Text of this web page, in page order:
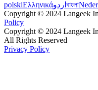
polskiΕλληνικάاردو বাংলা
Copyright © 2024 Langeek
Policy
Copyright © 2024 Langeek
All Rights Reserved
Privacy Policy